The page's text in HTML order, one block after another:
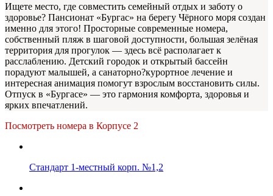
Ищете место, где совместить семейный отдых и заботу о
здоровье? Пансионат «Бургас» на берегу Чёрного моря создан
именно для этого! Просторные современные номера,
собственный пляж в шаговой доступности, большая зелёная
территория для прогулок — здесь всё располагает к
расслаблению. Детский городок и открытый бассейн
порадуют малышей, а санаторно?курортное лечение и
интересная анимация помогут взрослым восстановить силы.
Отпуск в «Бургасе» — это гармония комфорта, здоровья и
ярких впечатлений.
Посмотреть номера в Корпусе 2
Стандарт 1-местный корп. №1,2